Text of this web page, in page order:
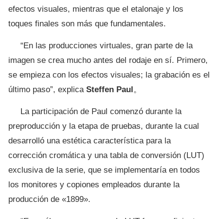
efectos visuales, mientras que el etalonaje y los
toques finales son más que fundamentales.
“En las producciones virtuales, gran parte de la
imagen se crea mucho antes del rodaje en sí. Primero,
se empieza con los efectos visuales; la grabación es el
último paso”, explica Steffen Paul 。
La participación de Paul comenzó durante la
preproducción y la etapa de pruebas, durante la cual
desarrolló una estética característica para la
corrección cromática y una tabla de conversión (LUT)
exclusiva de la serie, que se implementaría en todos
los monitores y copiones empleados durante la
producción de «1899».